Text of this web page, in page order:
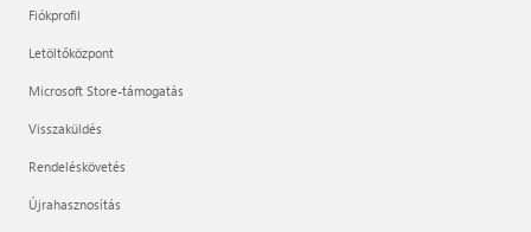
Fiókprofil
Letöltőközpont
Microsoft Store-támogatás
Visszaküldés
Rendeléskövetés
Újrahasznosítás